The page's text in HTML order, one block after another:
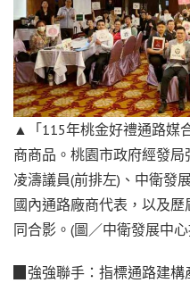
▲「115年桃金好禮通路媒
商商品。桃園市政府經發
凌濤議員(前排左)、中衛發
國內通路廠商代表，以及
同合影。(圖／中衛發展中
▉強強聯手：指標通路建構